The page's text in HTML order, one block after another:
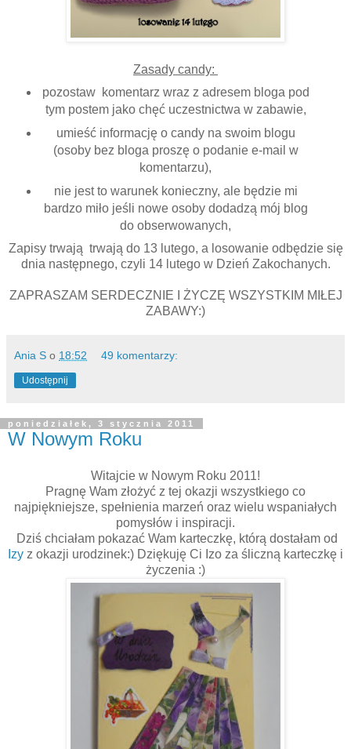
Zasady candy:
pozostaw komentarz wraz z adresem bloga pod
tym postem jako chęć uczestnictwa w zabawie,
umieść informację o candy na swoim blogu
(osoby bez bloga proszę o podanie e-mail w
komentarzu),
nie jest to warunek konieczny, ale będzie mi
bardzo miło jeśli nowe osoby dodadzą mój blog
do obserwowanych,
Zapisy trwają trwają do 13 lutego, a losowanie odbędzie się
dnia następnego, czyli 14 lutego w Dzień Zakochanych.
ZAPRASZAM SERDECZNIE I ŻYCZĘ WSZYSTKIM MIŁEJ
ZABAWY:)
Ania S o 18:52 49 komentarzy:
Udostępnij
poniedziałek, 3 stycznia 2011
W Nowym Roku
Witajcie w Nowym Roku 2011!
Pragnę Wam złożyć z tej okazji wszystkiego co
najpiękniejsze, spełnienia marzeń oraz wielu wspaniałych
pomysłów i inspiracji.
Dziś chciałam pokazać Wam karteczkę, którą dostałam od
Izy z okazji urodzinek:) Dziękuję Ci Izo za śliczną karteczkę i
życzenia :)